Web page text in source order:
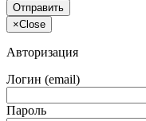
Отправить
×Close
Авторизация
Логин (email)
Пароль